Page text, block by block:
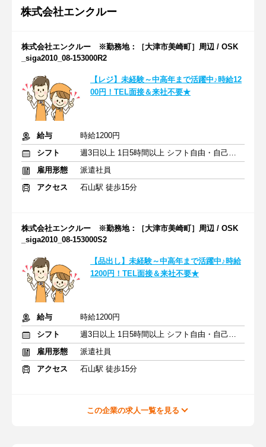
株式会社エンクルー
株式会社エンクルー ※勤務地：［大津市美崎町］周辺 / OSK
_siga2010_08-153000R2
【レジ】未経験～中高年まで活躍中♪時給12
00円！TEL面接＆来社不要★
給与
時給1200円
シフト
週3日以上 1日5時間以上 シフト自由・自己申告
雇用形態
派遣社員
アクセス
石山駅 徒歩15分
株式会社エンクルー ※勤務地：［大津市美崎町］周辺 / OSK
_siga2010_08-153000S2
【品出し】未経験～中高年まで活躍中♪時給
1200円！TEL面接＆来社不要★
給与
時給1200円
シフト
週3日以上 1日5時間以上 シフト自由・自己申告
雇用形態
派遣社員
アクセス
石山駅 徒歩15分
この企業の求人一覧を見る